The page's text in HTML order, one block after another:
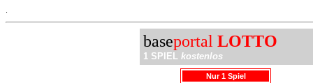
baseportal LOTTO
1 SPIEL kostenlos
Nur 1 Spiel